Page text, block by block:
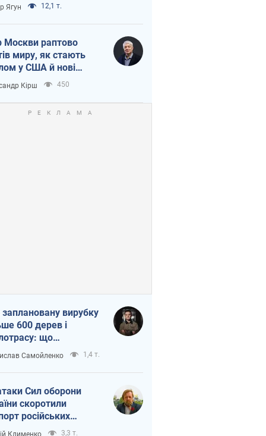
Ягун 12,1 т.
Москви раптово
миру, як стають
у США й нові
топ-рейтинги
Кірш 450
вирубку
600 дерев і
що
на Теремках
Самойленко 1,4 т.
Сил оборони
скоротили
російських
Клименко 3,3 т.